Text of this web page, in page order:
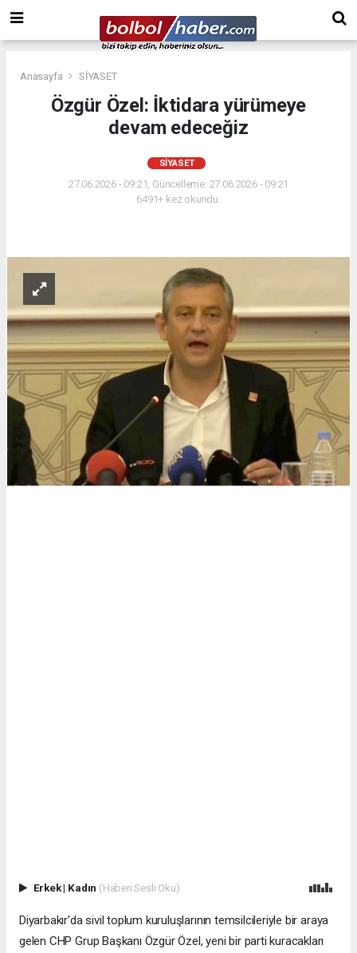
Anasayfa SİYASET
Özgür Özel: İktidara yürümeye
devam edeceğiz
SİYASET
27.06.2026 - 09:21, Güncelleme: 27.06.2026 - 09:21
6491+ kez okundu.
Erkek| Kadın (Haberi Sesli Oku)
Diyarbakır'da sivil toplum kuruluşlarının temsilcileriyle bir araya
gelen CHP Grup Başkanı Özgür Özel, yeni bir parti kuracakları